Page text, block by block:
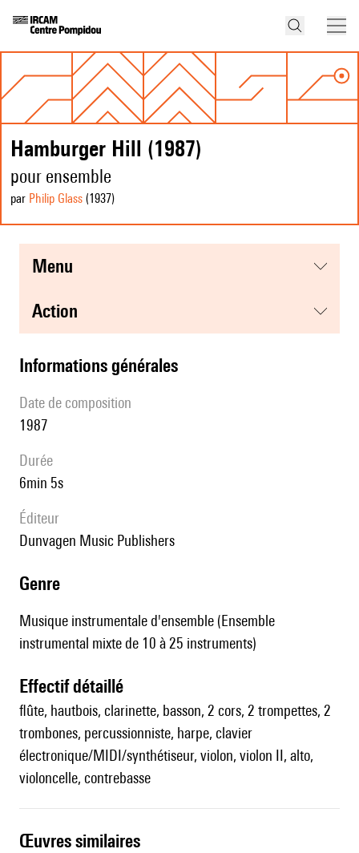
Hamburger Hill (1987)
pour ensemble
par Philip Glass (1937)
menu
action
informations générales
date de composition
1987
durée
6min 5s
éditeur
Dunvagen Music Publishers
genre
Musique instrumentale d'ensemble (Ensemble
instrumental mixte de 10 à 25 instruments)
effectif détaillé
flûte, hautbois, clarinette, basson, 2 cors, 2 trompettes, 2
trombones, percussionniste, harpe, clavier
électronique/MIDI/synthétiseur, violon, violon II, alto,
violoncelle, contrebasse
œuvres similaires